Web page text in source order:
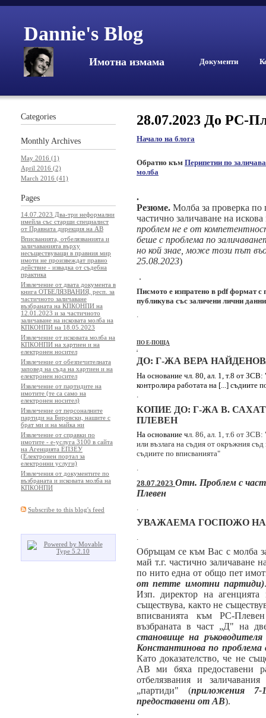
Dannie's Blog
Имотна измама Документи
28.07.2023 До РС-
Начало на блога
Обратно към Перипетии по
молба
.
Резюме. Молба за проверка по
частично заличаване на
проблем не е от
беше с проблема по
но кой знае, може този път
25.08.2023)
.
Писмото е изпратено в pdf формат с
публикува със заличени лични
.
ПО Е-ПОЩА
ДО: Г-ЖА ВЕРА
На основание чл. 80, ал. 1, т.8 от
контролира работата на [...] съдиите
КОПИЕ ДО: Г-ЖА В.
ПЛЕВЕН
На основание чл. 86, ал. 1, т.6 от
или възлага на съдия от окръжния
съдиите по вписванията"
.
28.07.2023 Отн. Проблем с
Плевен
.
УВАЖАЕМА ГОСПОЖО
Обръщам се към Вас с молба
май т.г. частично заличаване
по нито една от общо пет
от петте имотни партиди)
Изп. директор на
съществува, както не
вписванията към РС-
възбраната в част „Д" на
становище на
Константинова по проблема
Като доказателство, че не
АВ ми бяха предоставени
отбелязвания и
„партиди" (приложения
предоставени от АВ).
.
Categories
Monthly Archives
May 2016 (1)
April 2016 (2)
March 2016 (41)
Pages
14.07.2023 Два-три неформални
имейла със старши специалист
от Правната дирекция на АВ
Вписванията, отбелязванията и
заличаванията върху
несъществуващи в правния мир
имоти не произвеждат правно
действие - извадка от съдебна
практика
Извлечение от двата документа в
книга ОТБЕЛЯЗВАНИЯ, респ. за
частичното заличаване
възбраната на КПКОНПИ на
12.01.2023 и за частичното
заличаване на исковата молба на
КПКОНПИ на 18.05.2023
Извлечение от исковата молба на
КПКОНПИ на хартиен и на
електронен носител
Извлечение от обезпечителната
заповед на съда на хартиен и на
електронен носител
Извлечение от партидите на
имотите (те са само на
електронен носител)
Извлечение от персоналните
партиди на Бировски, нашите с
брат ми и на майка ни
Извлечение от справки по
имотите - е-услуга 3100 в сайта
на Агенцията ЕПЗЕУ
(Електронен портал за
електронни услуги)
Извлечения от документите по
възбраната и исковата молба на
КПКОНПИ
Subscribe to this blog's feed